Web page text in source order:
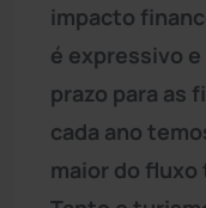
impacto
é expressivo
prazo para as
cada ano
maior do fluxo